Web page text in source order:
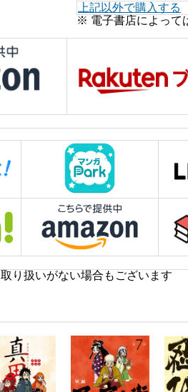
上記以外で購入する
※ 電子書店によって
り扱いがない場合もございます